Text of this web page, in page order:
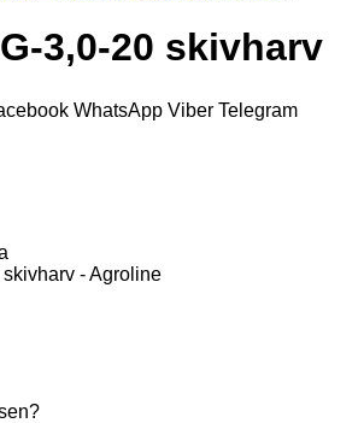
3,0-20 skivharv
WhatsApp Viber Telegram